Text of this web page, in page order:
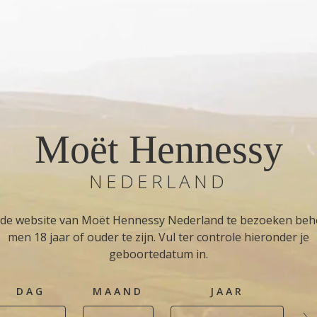
Moët Hennessy
NEDERLAND
website van Moët Hennessy Nederland te bezoeken
men 18 jaar of ouder te zijn. Vul ter controle hieronder je
geboortedatum in.
DAG MAAND JAAR